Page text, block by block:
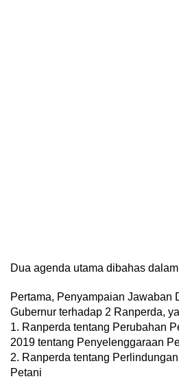
Dua agenda utama dibahas
Pertama, Penyampaian Jawaban
Gubernur terhadap 2 Ranperda,
1. Ranperda tentang Perubahan
2019 tentang Penyelenggaraan
2. Ranperda tentang
Petani